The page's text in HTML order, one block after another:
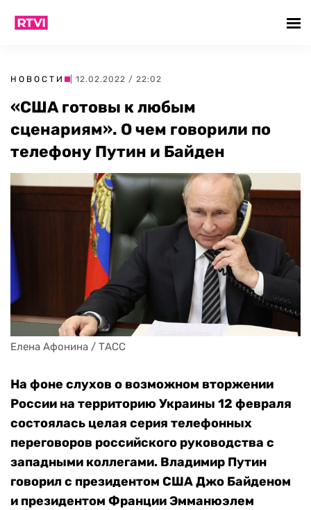
НОВОСТИ | 12.02.2022 / 22:02
«США готовы к любым
сценариям». О чем говорили по
телефону Путин и Байден
Елена Афонина / ТАСС
На фоне слухов о возможном вторжении
России на территорию Украины 12 февраля
состоялась целая серия телефонных
переговоров российского руководства с
западными коллегами. Владимир Путин
говорил с президентом США Джо Байденом
и президентом Франции Эмманюэлем